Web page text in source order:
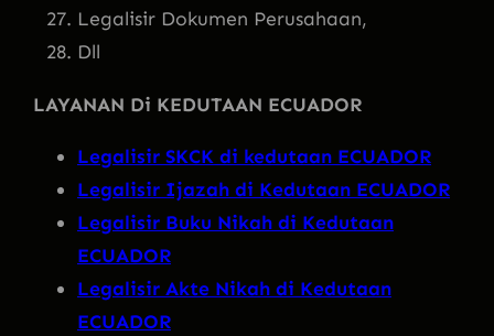
Legalisir Dokumen Perusahaan,
Dll
LAYANAN Di KEDUTAAN ECUADOR
Legalisir SKCK di kedutaan ECUADOR
Legalisir Ijazah di Kedutaan ECUADOR
Legalisir Buku Nikah di Kedutaan
ECUADOR
Legalisir Akte Nikah di Kedutaan
ECUADOR